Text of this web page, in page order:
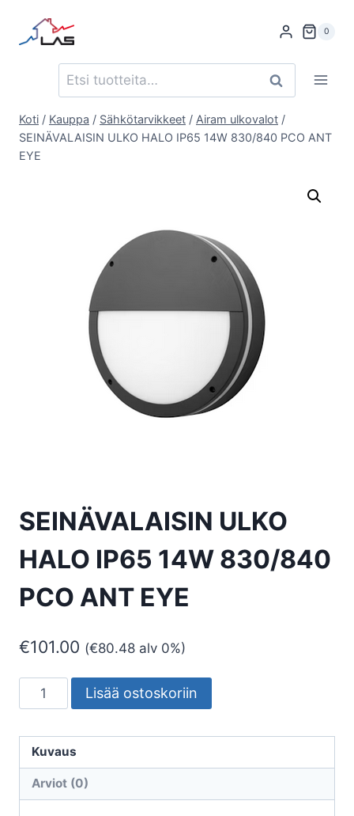
sisältöön
0
Etsi: Haku
Koti / Kauppa / Sähkötarvikkeet / Airam ulkovalot /
SEINÄVALAISIN ULKO HALO IP65 14W 830/840 PCO ANT
EYE
SEINÄVALAISIN ULKO
HALO IP65 14W 830/840
PCO ANT EYE
€101.00 (€80.48 alv 0%)
SEINÄVALAISIN
ULKO
IP65
14W
830/840
Lisää ostoskoriin
Kuvaus
Arviot (0)